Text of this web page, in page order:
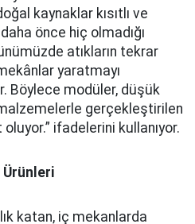
kaynaklar kısıtlı ve
önce hiç olmadığı
atıkların tekrar
yaratmayı
Böylece modüler, düşük
gerçekleştirilen
ifadelerini kullanıyor.
Ürünleri
katan, iç mekanlarda